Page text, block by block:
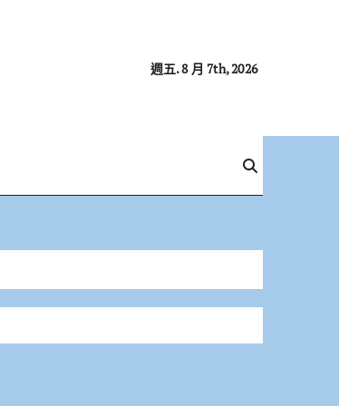
週五. 8 月 7th, 2026